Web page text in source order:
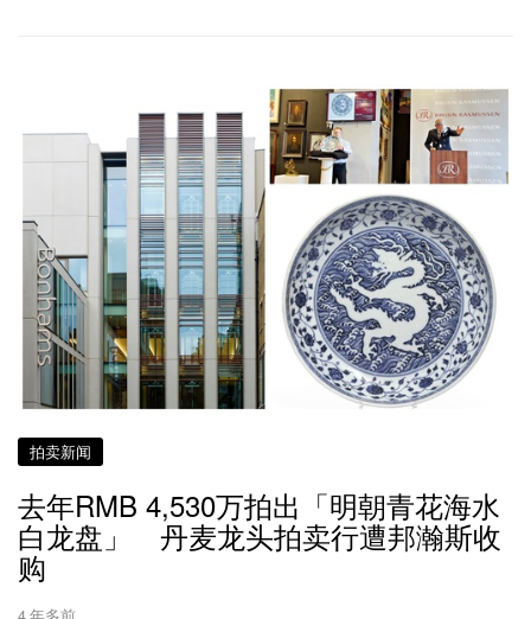
拍卖新闻
去年RMB 4,530万拍出「明朝青花海水
白龙盘」 丹麦龙头拍卖行遭邦瀚斯收
购